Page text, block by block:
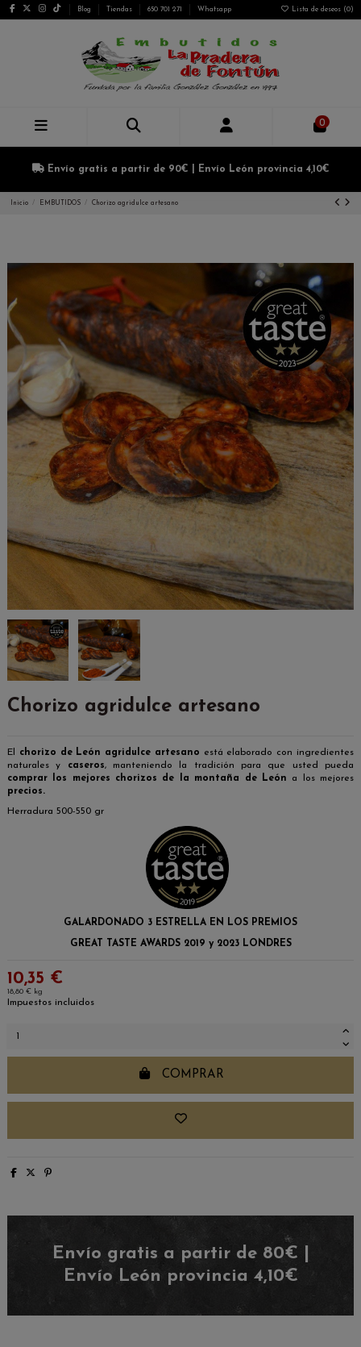
Blog Tiendas 650 701 271 Whatsapp Lista de deseos (0)
0
Envío gratis a partir de 90€ | Envío León provincia 4,10€
Inicio EMBUTIDOS Chorizo agridulce artesano
Chorizo agridulce artesano
El chorizo de León agridulce artesano está elaborado con ingredientes
naturales y
caseros, manteniendo la tradición para que usted pueda
comprar los mejores chorizos de la montaña de León a los mejores
precios.
Herradura 500-550 gr
GALARDONADO 3 ESTRELLA EN LOS PREMIOS
GREAT TASTE AWARDS 2019 y 2023 LONDRES
10,35 €
18,80 € kg
Impuestos incluidos
COMPRAR
Envío gratis a partir de 80€ |
Envío León provincia 4,10€